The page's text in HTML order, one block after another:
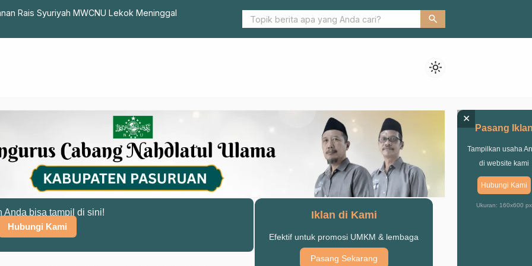
Rais Syuriyah MWCNU Lekok Meninggal Segera Kantongi SK, ISNU Sukorejo Siap Wujudkan Harapan MWCNU
search
light_mode
Anda bisa tampil di sini!
Hubungi Kami
Iklan di Kami
Efektif untuk promosi UMKM & lembaga
Pasang Sekarang
Pasang
Tampilkan usaha
di website kami
Hubungi Kami
Ukuran: 160x600 px
×